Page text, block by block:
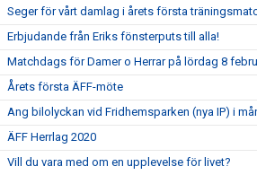
Seger för vårt damlag i årets första
Erbjudande från Eriks fönsterputs till alla!
Matchdags för Damer o Herrar på lördag 8
Årets första ÄFF-möte
Ang bilolyckan vid Fridhemsparken (nya IP) i
ÄFF Herrlag 2020
Vill du vara med om en upplevelse för livet?